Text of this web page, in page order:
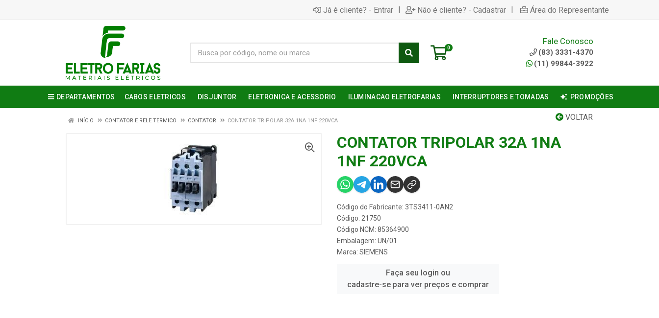
Já é cliente? - Entrar | Não é cliente? - Cadastrar | Área do Representante
0
Fale Conosco
(83) 3331-4370
(11) 99844-3922
DEPARTAMENTOS CABOS ELETRICOS DISJUNTOR ELETRONICA E ACESSORIO ILUMINACAO ELETROFARIAS INTERRUPTORES E TOMADAS PROMOÇÕES
VOLTAR
INÍCIO CONTATOR E RELE TERMICO CONTATOR CONTATOR TRIPOLAR 32A 1NA 1NF 220VCA
CONTATOR TRIPOLAR 32A 1NA
1NF 220VCA
Código do Fabricante: 3TS3411-0AN2
Código: 21750
Código NCM: 85364900
Embalagem: UN/01
Marca: SIEMENS
Faça seu login ou
cadastre-se para ver preços e comprar